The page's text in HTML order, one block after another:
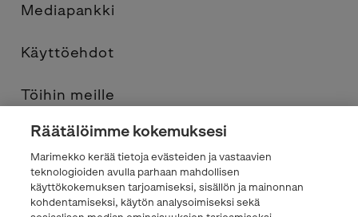
Mediapankki
Käyttöehdot
Töihin meille
Yhteystiedot
Tietosuojaseloste
Räätälöimme kokemuksesi
Marimekko kerää tietoja evästeiden ja vastaavien
teknologioiden avulla parhaan mahdollisen
käyttökokemuksen tarjoamiseksi, sisällön ja mainonnan
kohdentamiseksi, käytön analysoimiseksi sekä